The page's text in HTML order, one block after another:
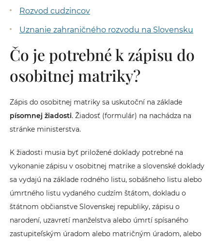
Rozvod cudzincov
Uznanie zahraničného rozvodu na Slovensku
Čo je potrebné k zápisu do
osobitnej matriky?
Zápis do osobitnej matriky sa uskutoční na základe
písomnej žiadosti. Žiadosť (formulár) na nachádza na
stránke ministerstva.
K žiadosti musia byť priložené doklady potrebné na
vykonanie zápisu v osobitnej matrike a slovenské doklady
sa vydajú na základe rodného listu, sobášneho listu alebo
úmrtného listu vydaného cudzím štátom, dokladu o
štátnom občianstve Slovenskej republiky, zápisu o
narodení, uzavretí manželstva alebo úmrtí spísaného
zastupiteľským úradom alebo matričným úradom, alebo